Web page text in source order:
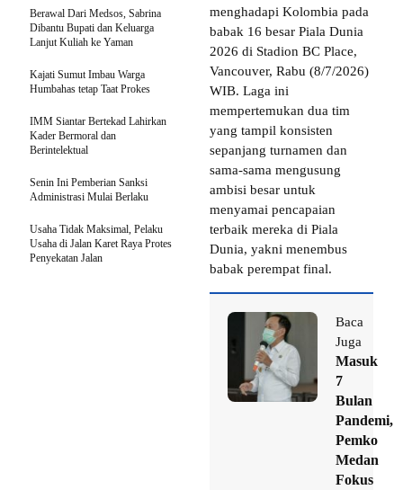
menghadapi Kolombia pada
babak 16 besar Piala Dunia
2026 di Stadion BC Place,
Vancouver, Rabu (8/7/2026)
WIB. Laga ini
mempertemukan dua tim
yang tampil konsisten
sepanjang turnamen dan
sama-sama mengusung
ambisi besar untuk
menyamai pencapaian
terbaik mereka di Piala
Dunia, yakni menembus
babak perempat final.
Baca
Juga
Masuk
7
Bulan
Pandemi,
Pemko
Medan
Fokus
Berawal Dari Medsos, Sabrina
Dibantu Bupati dan Keluarga
Lanjut Kuliah ke Yaman
Kajati Sumut Imbau Warga
Humbahas tetap Taat Prokes
IMM Siantar Bertekad Lahirkan
Kader Bermoral dan
Berintelektual
Senin Ini Pemberian Sanksi
Administrasi Mulai Berlaku
Usaha Tidak Maksimal, Pelaku
Usaha di Jalan Karet Raya Protes
Penyekatan Jalan